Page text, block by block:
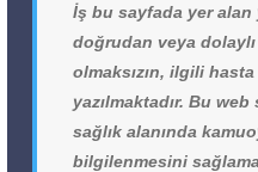
İş bu sayfada yer
doğrudan veya
olmaksızın, ilgili
yazılmaktadır. Bu
sağlık alanında
bilgilenmesini